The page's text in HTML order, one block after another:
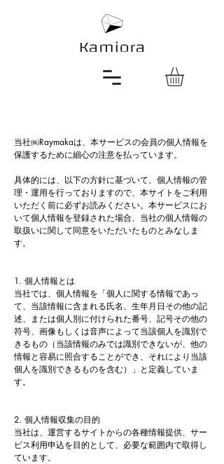
当社㈱Raymakaは、本サービスの会員の個人情報を
保護するために細心の注意を払っています。
具体的には、以下の方針に基づいて、個人情報の管
理・運用を行っておりますので、本サイトをご利用
いただく前に必ずお読みください。本サービスにお
いて個人情報を登録された場合、当社の個人情報の
取扱いに関して同意をいただいたものとみなしま
す。
1. 個人情報とは
当社では、個人情報を「個人に関する情報であっ
て、当該情報に含まれる氏名、生年月日その他の記
述、または個人別に付けられた番号、記号その他の
符号、画像もしくは音声によって当該個人を識別で
きるもの（当該情報のみでは識別できないが、他の
情報と容易に照合することができ、それにより当該
個人を識別できるものを含む）」と定義していま
す。
2. 個人情報収集の目的
当社は、運営するサイトからの各種情報提供、サー
ビス利用申込を目的として、必要な範囲内で取得し
ています。